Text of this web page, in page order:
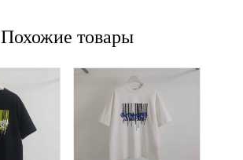
Похожие товары